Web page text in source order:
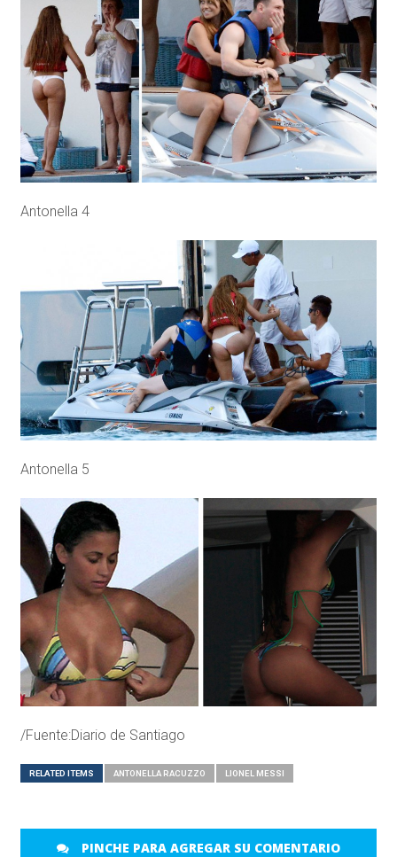
Antonella 4
Antonella 5
/Fuente:Diario de Santiago
RELATED ITEMS ANTONELLA RACUZZO LIONEL MESSI
PINCHE PARA AGREGAR SU COMENTARIO